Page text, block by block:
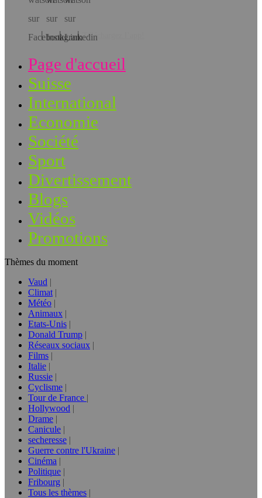
Téléchargez l’app!
Page d'accueil
Suisse
International
Economie
Société
Sport
Divertissement
Blogs
Vidéos
Promotions
Thèmes du moment
Vaud
Climat
Météo
Animaux
Etats-Unis
Donald Trump
Réseaux sociaux
Films
Italie
Russie
Cyclisme
Tour de France
Hollywood
Drame
Canicule
secheresse
Guerre contre l'Ukraine
Cinéma
Politique
Fribourg
Tous les thèmes